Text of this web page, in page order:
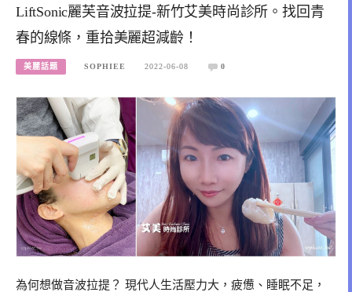
LiftSonic麗芙音波拉提-新竹艾美時尚診所。找回青
春的線條，重拾美麗超減齡！
美麗話題 SOPHIEE 2022-06-08 0
為何想做音波拉提？ 現代人生活壓力大，疲憊、睡眠不足，